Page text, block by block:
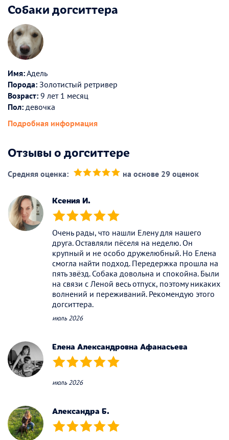
Собаки догситтера
Имя:Адель
Порода: Золотистый ретривер
Возраст: 9 лет 1 месяц
Пол: девочка
Подробная информация
Отзывы о догситтере
Средняя оценка: на основе 29 оценок
Ксения И.
(*) (*) (*) (*) (*)
Очень рады, что нашли Елену для нашего
друга. Оставляли пёселя на неделю. Он
крупный и не особо дружелюбный. Но Елена
смогла найти подход. Передержка прошла на
пять звёзд. Собака довольна и спокойна. Были
на связи с Леной весь отпуск, поэтому никаких
волнений и переживаний. Рекомендую этого
догситтера.
июль 2026
Елена Александровна Афанасьева
(*) (*) (*) (*) (*)
июль 2026
Александра Б.
(*) (*) (*) (*) (*)